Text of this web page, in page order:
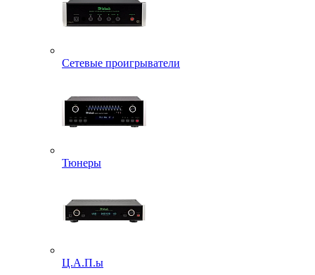
Сетевые проигрыватели
Тюнеры
Ц.А.П.ы